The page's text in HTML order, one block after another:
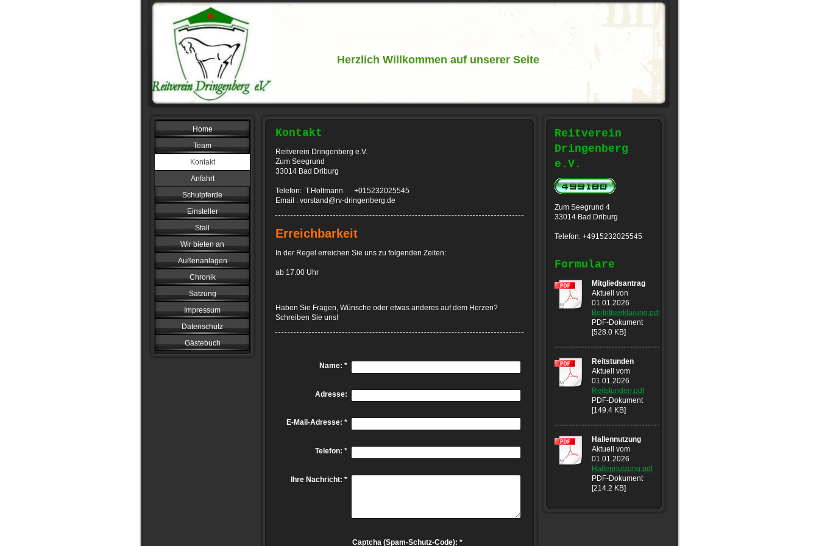
Herzlich Willkommen auf unserer Seite
Home
Team
Kontakt
Anfahrt
Schulpferde
Einsteller
Stall
Wir bieten an
Außenanlagen
Chronik
Satzung
Impressum
Datenschutz
Gästebuch
Kontakt
Reitverein Dringenberg e.V.
Zum Seegrund
33014 Bad Driburg
Telefon: T.Holtmann +015232025545
Email : vorstand@rv-dringenberg.de
Erreichbarkeit
In der Regel erreichen Sie uns zu folgenden Zeiten:
ab 17.00 Uhr
Haben Sie Fragen, Wünsche oder etwas anderes auf dem Herzen?
Schreiben Sie uns!
Name: *
Adresse:
E-Mail-Adresse: *
Telefon: *
Ihre Nachricht: *
Captcha (Spam-Schutz-Code): *
Reitverein
Dringenberg
e.V.
Zum Seegrund 4
33014 Bad Driburg
Telefon: +4915232025545
Formulare
Mitgliedsantrag
Aktuell von
01.01.2026
Beitrittserklärung.pdf
PDF-Dokument
[528.0 KB]
Reitstunden
Aktuell vom
01.01.2026
Reitstunden.pdf
PDF-Dokument
[149.4 KB]
Hallennutzung
Aktuell vom
01.01.2026
Hallennutzung.pdf
PDF-Dokument
[214.2 KB]